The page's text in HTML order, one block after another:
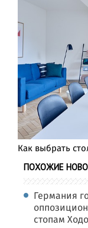
Как выбрать
ПОХОЖИЕ
Германия
стопам